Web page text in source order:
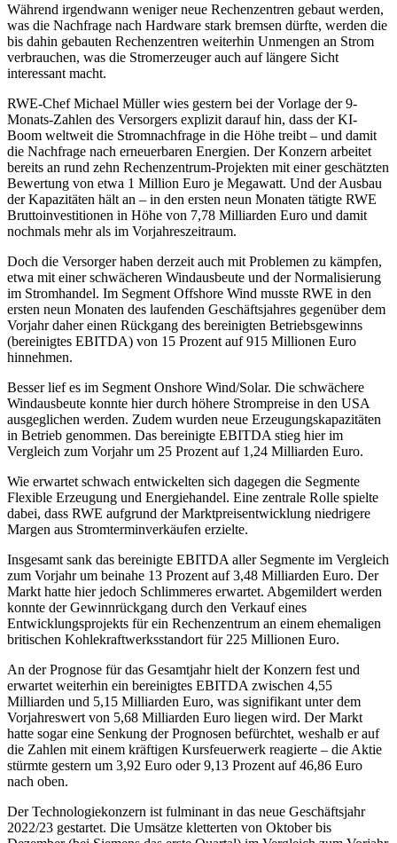
Während irgendwann weniger neue Rechenzentren gebaut werden,
was die Nachfrage nach Hardware stark bremsen dürfte, werden die
bis dahin gebauten Rechenzentren weiterhin Unmengen an Strom
verbrauchen, was die Stromerzeuger auch auf längere Sicht
interessant macht.
RWE-Chef Michael Müller wies gestern bei der Vorlage der 9-
Monats-Zahlen des Versorgers explizit darauf hin, dass der KI-
Boom weltweit die Stromnachfrage in die Höhe treibt – und damit
die Nachfrage nach erneuerbaren Energien. Der Konzern arbeitet
bereits an rund zehn Rechenzentrum-Projekten mit einer geschätzten
Bewertung von etwa 1 Million Euro je Megawatt. Und der Ausbau
der Kapazitäten hält an – in den ersten neun Monaten tätigte RWE
Bruttoinvestitionen in Höhe von 7,78 Milliarden Euro und damit
nochmals mehr als im Vorjahreszeitraum.
Doch die Versorger haben derzeit auch mit Problemen zu kämpfen,
etwa mit einer schwächeren Windausbeute und der Normalisierung
im Stromhandel. Im Segment Offshore Wind musste RWE in den
ersten neun Monaten des laufenden Geschäftsjahres gegenüber dem
Vorjahr daher einen Rückgang des bereinigten Betriebsgewinns
(bereinigtes EBITDA) von 15 Prozent auf 915 Millionen Euro
hinnehmen.
Besser lief es im Segment Onshore Wind/Solar. Die schwächere
Windausbeute konnte hier durch höhere Strompreise in den USA
ausgeglichen werden. Zudem wurden neue Erzeugungskapazitäten
in Betrieb genommen. Das bereinigte EBITDA stieg hier im
Vergleich zum Vorjahr um 25 Prozent auf 1,24 Milliarden Euro.
Wie erwartet schwach entwickelten sich dagegen die Segmente
Flexible Erzeugung und Energiehandel. Eine zentrale Rolle spielte
dabei, dass RWE aufgrund der Marktpreisentwicklung niedrigere
Margen aus Stromterminverkäufen erzielte.
Insgesamt sank das bereinigte EBITDA aller Segmente im Vergleich
zum Vorjahr um beinahe 13 Prozent auf 3,48 Milliarden Euro. Der
Markt hatte hier jedoch Schlimmeres erwartet. Abgemildert werden
konnte der Gewinnrückgang durch den Verkauf eines
Entwicklungsprojekts für ein Rechenzentrum an einem ehemaligen
britischen Kohlekraftwerksstandort für 225 Millionen Euro.
An der Prognose für das Gesamtjahr hielt der Konzern fest und
erwartet weiterhin ein bereinigtes EBITDA zwischen 4,55
Milliarden und 5,15 Milliarden Euro, was signifikant unter dem
Vorjahreswert von 5,68 Milliarden Euro liegen wird. Der Markt
hatte sogar eine Senkung der Prognosen befürchtet, weshalb er auf
die Zahlen mit einem kräftigen Kursfeuerwerk reagierte – die Aktie
stürmte gestern um 3,92 Euro oder 9,13 Prozent auf 46,86 Euro
nach oben.
Der Technologiekonzern ist fulminant in das neue Geschäftsjahr
2022/23 gestartet. Die Umsätze kletterten von Oktober bis